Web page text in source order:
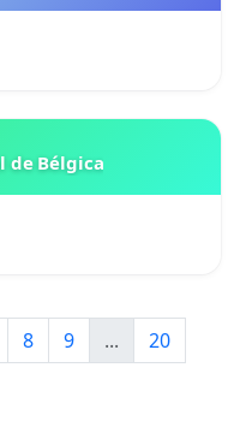
de Bélgica
8 9 ...
20